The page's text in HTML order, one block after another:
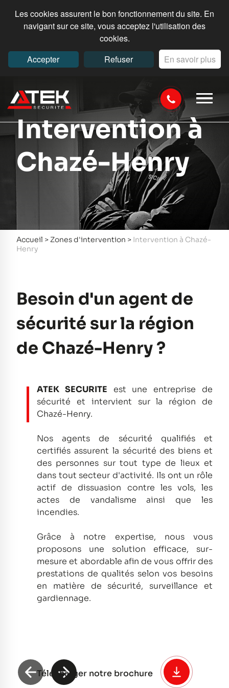
Les cookies assurent le bon fonctionnement du site. En
navigant sur ce site, vous acceptez l'utilisation des
cookies.
Accepter
Refuser En savoir plus
Intervention à
Chazé-Henry
Accueil > Zones d'intervention > Intervention à Chazé-
Henry
Besoin d'un agent de
sécurité sur la région
de Chazé-Henry ?
ATEK SECURITE est une entreprise de
sécurité et intervient sur la région de
Chazé-Henry.
Nos agents de sécurité qualifiés et
certifiés assurent la sécurité des biens et
des personnes sur tout type de lieux et
dans tout secteur d'activité. Ils ont un rôle
actif de dissuasion contre les vols, les
actes de vandalisme ainsi que les
incendies.
Grâce à notre expertise, nous vous
proposons une solution efficace, sur-
mesure et abordable afin de vous offrir des
prestations de qualités selon vos besoins
en matière de sécurité, surveillance et
gardiennage.
Télécharger notre brochure